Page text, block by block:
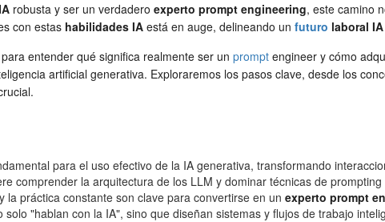
robusta y ser un verdadero experto prompt engineering, este camino
con estas habilidades IA está en auge, delineando un futuro laboral IA
entender qué significa realmente ser un prompt engineer y cómo
artificial generativa. Exploraremos los pasos clave, desde los
para el uso efectivo de la IA generativa, transformando
comprender la arquitectura de los LLM y dominar técnicas de
la práctica constante son clave para convertirse en un experto prompt
"hablan con la IA", sino que diseñan sistemas y flujos de trabajo